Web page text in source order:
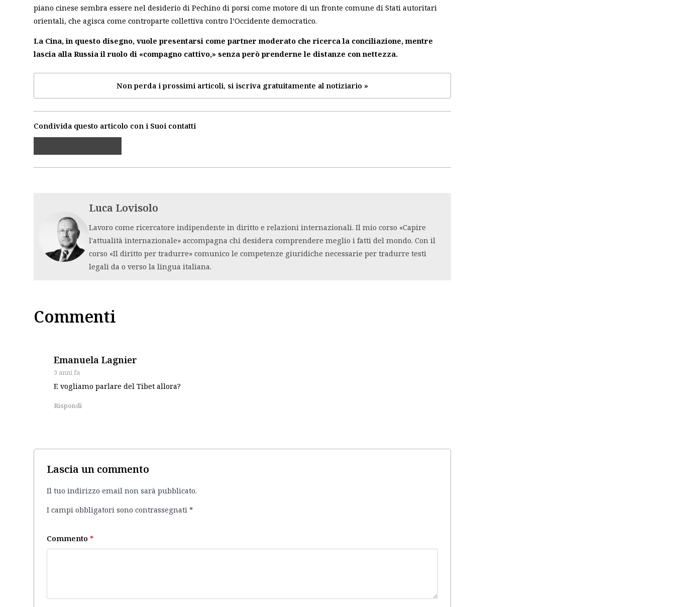
piano cinese sembra essere nel desiderio di Pechino di porsi come motore di un fronte comune di Stati autoritari
orientali, che agisca come controparte collettiva contro l’Occidente democratico.
La Cina, in questo disegno, vuole presentarsi come partner moderato che ricerca la conciliazione, mentre
lascia alla Russia il ruolo di «compagno cattivo,» senza però prenderne le distanze con nettezza.
Non perda i prossimi articoli, si iscriva gratuitamente al notiziario »
Condivida questo articolo con i Suoi contatti
Luca Lovisolo
Lavoro come ricercatore indipendente in diritto e relazioni internazionali. Il mio corso «Capire
l'attualità internazionale» accompagna chi desidera comprendere meglio i fatti del mondo. Con il
corso «Il diritto per tradurre» comunico le competenze giuridiche necessarie per tradurre testi
legali da o verso la lingua italiana.
Commenti
Emanuela Lagnier
3 anni fa
E vogliamo parlare del Tibet allora?
Rispondi
Lascia un commento
Il tuo indirizzo email non sarà pubblicato.
I campi obbligatori sono contrassegnati *
Commento *